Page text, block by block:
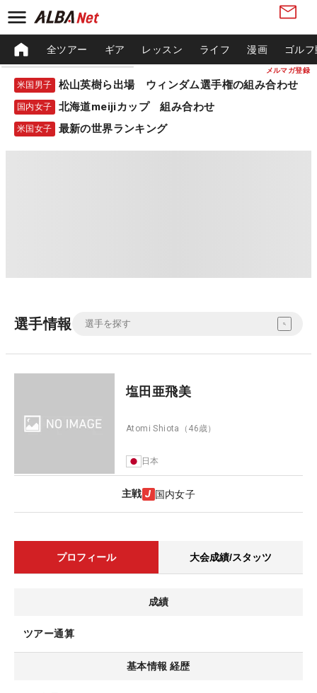
メルマガ登録
全ツアー ギア レッスン ライフ 漫画 ゴル
米国男子 松山英樹ら出場 ウィンダム選手権の組み合わせ
国内女子 北海道meijiカップ 組み合わせ
米国女子 最新の世界ランキング
選手情報
塩田亜飛美
Atomi Shiota （46歳）
日本
主戦 国内女子
プロフィール 大会成績/スタッツ
成績
ツアー通算
基本情報 経歴